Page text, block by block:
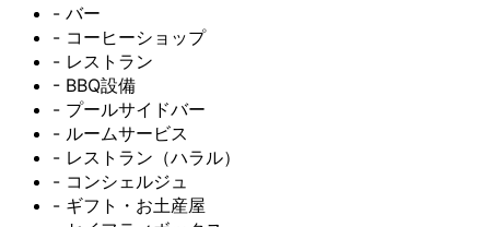
- バー
- コーヒーショップ
- レストラン
- BBQ設備
- プールサイドバー
- ルームサービス
- レストラン（ハラル）
- コンシェルジュ
- ギフト・お土産屋